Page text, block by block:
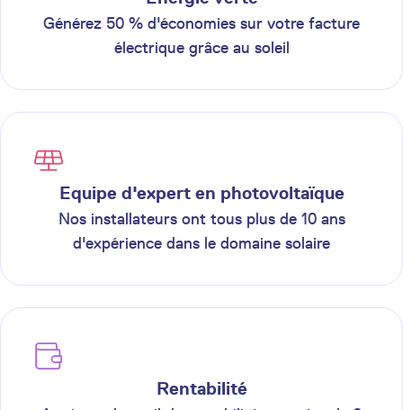
Générez 50 % d'économies sur votre facture
électrique grâce au soleil
Equipe d'expert en photovoltaïque
Nos installateurs ont tous plus de 10 ans
d'expérience dans le domaine solaire
Rentabilité